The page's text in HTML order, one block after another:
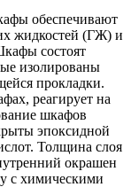
обеспечивают
жидкостей (ГЖ) и
состоят
изолированы
прокладки.
реагирует на
шкафов
эпоксидной
Толщина слоя
окрашен
с химическими